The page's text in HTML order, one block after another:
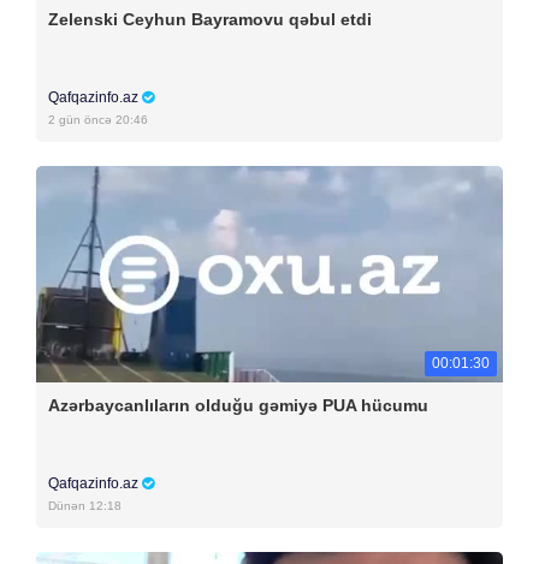
Zelenski Ceyhun Bayramovu qəbul etdi
Qafqazinfo.az
2 gün öncə 20:46
00:01:30
Azərbaycanlıların olduğu gəmiyə PUA hücumu
Qafqazinfo.az
Dünən 12:18